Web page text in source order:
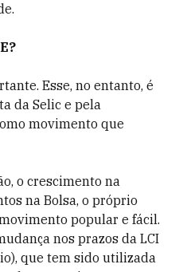
Esse, no entanto, é
da Selic e pela
movimento que
o crescimento na
na Bolsa, o próprio
popular e fácil.
nos prazos da LCI
que tem sido utilizada